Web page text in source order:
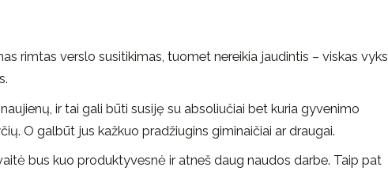
rimtas verslo susitikimas, tuomet nereikia jaudintis – viskas vyks
ir tai gali būti susiję su absoliučiai bet kuria gyvenimo
O galbūt jus kažkuo pradžiugins giminaičiai ar draugai.
bus kuo produktyvesnė ir atneš daug naudos darbe. Taip pat